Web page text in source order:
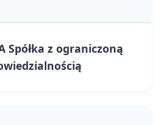
Spółka z ograniczoną